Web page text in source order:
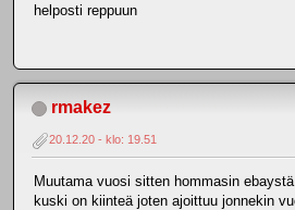
helposti reppuun
rmakez
20.12.20 - klo: 19.51
Muutama vuosi sitten hommasin
kuski on kiinteä joten ajoittuu jonnekin